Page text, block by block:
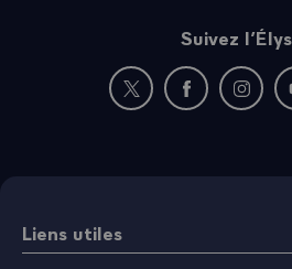
Suivez
Nouvelle fenêtre :
Nouvelle
Liens utiles